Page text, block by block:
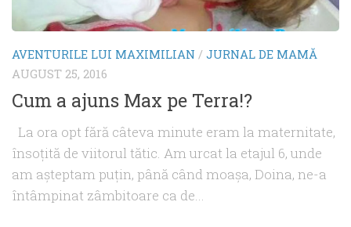
AVENTURILE LUI MAXIMILIAN / JURNAL DE MAMĂ
AUGUST 25, 2016
Cum a ajuns Max pe Terra!?
La ora opt fără câteva minute eram la maternitate,
însoţită de viitorul tătic. Am urcat la etajul 6, unde
am aşteptam puţin, până când moaşa, Doina, ne-a
întâmpinat zâmbitoare ca de...